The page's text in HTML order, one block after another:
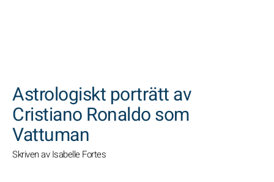
Astrologiskt porträtt av
Cristiano Ronaldo som
Vattuman
Skriven av Isabelle Fortes